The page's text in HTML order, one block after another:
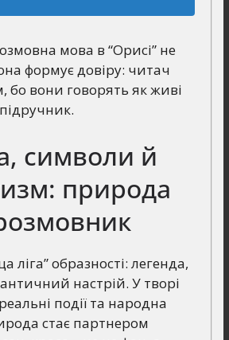
мова в “Орисі” не
формує довіру: читач
бо вони говорять як живі
символи й
природа
ліга” образності: легенда,
настрій. У творі
події та народна
стає партнером